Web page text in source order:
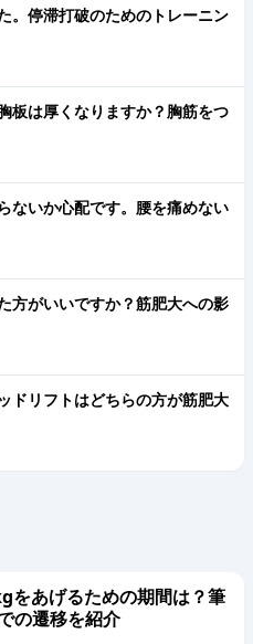
。停滞打破のためのトレーニン
板は厚くなりますか？胸筋をつ
ないか心配です。腰を痛めない
方がいいですか？筋肥大への影
ドリフトはどちらの方が筋肥大
をあげるための期間は？筆
の遷移を紹介